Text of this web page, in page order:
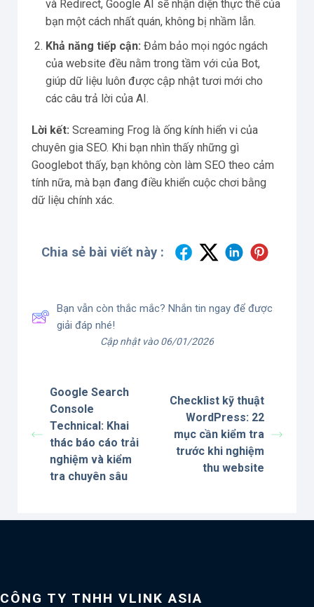
và Redirect, Google AI sẽ nhận diện thực thể của
bạn một cách nhất quán, không bị nhầm lẫn.
Khả năng tiếp cận: Đảm bảo mọi ngóc ngách
của website đều nằm trong tầm với của Bot,
giúp dữ liệu luôn được cập nhật tươi mới cho
các câu trả lời của AI.
Lời kết: Screaming Frog là ống kính hiển vi của
chuyên gia SEO. Khi bạn nhìn thấy những gì
Googlebot thấy, bạn không còn làm SEO theo cảm
tính nữa, mà bạn đang điều khiển cuộc chơi bằng
dữ liệu chính xác.
Chia sẻ bài viết này :
Bạn vẫn còn thắc mắc? Nhắn tin ngay để được
giải đáp nhé!
Cập nhật vào 06/01/2026
Google Search
Console
Technical: Khai
thác báo cáo trải
nghiệm và kiểm
tra chuyên sâu
Checklist kỹ thuật
WordPress: 22
mục cần kiểm tra
trước khi nghiệm
thu website
CÔNG TY TNHH VLINK ASIA